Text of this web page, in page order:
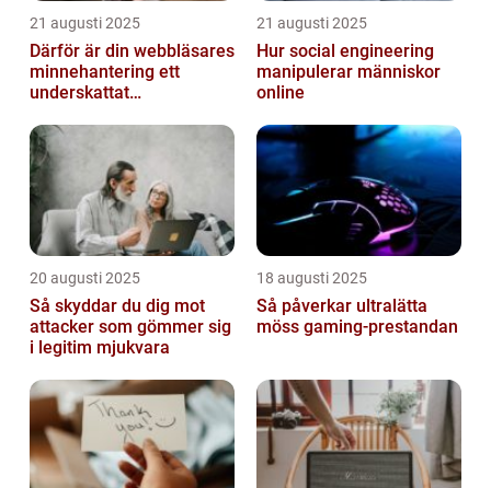
21 augusti 2025
Därför är din webbläsares
minnehantering ett
underskattat
21 augusti 2025
Hur social engineering
manipulerar människor
online
20 augusti 2025
Så skyddar du dig mot
attacker som gömmer sig
i legitim mjukvara
18 augusti 2025
Så påverkar ultralätta
möss gaming-prestandan